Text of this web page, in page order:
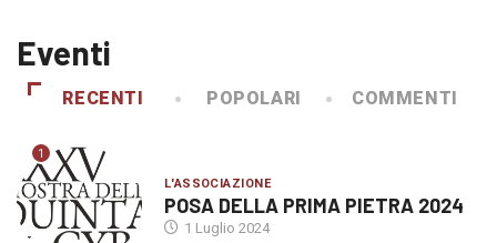
Eventi
RECENTI POPOLARI COMMENTI
1
L'ASSOCIAZIONE
POSA DELLA PRIMA PIETRA 2024
1 Luglio 2024